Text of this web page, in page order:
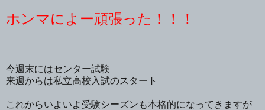
ホンマによー頑張った！！！
今週末にはセンター試験
来週からは私立高校入試のスタート
これからいよいよ受験シーズンも本格的になってきますが